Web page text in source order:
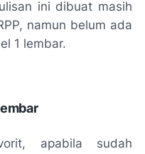
ini dibuat masih
namun belum ada
1 lembar.
apabila sudah